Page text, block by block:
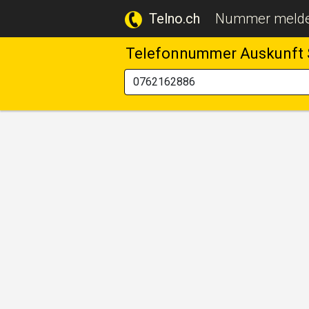
Telno.ch Nummer
Telefonnummer Auskunft